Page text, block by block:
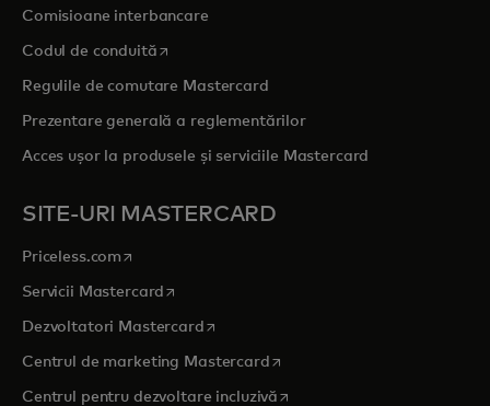
Comisioane interbancare
Codul de conduităopens in a new tab
Regulile de comutare Mastercard
Prezentare generală a reglementărilor
Acces ușor la produsele și serviciile Mastercard
SITE-URI MASTERCARD
Priceless.com opens in a new tab
Servicii Mastercard opens in a new tab
Dezvoltatori Mastercardopens in a new tab
Centrul de marketing Mastercardopens in a new tab
Centrul pentru dezvoltare incluzivă opens in a new tab